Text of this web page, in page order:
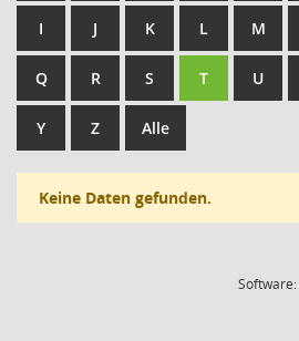
I J K L M
Q R S T U
Y Z Alle
Keine Daten gefunden.
Software: